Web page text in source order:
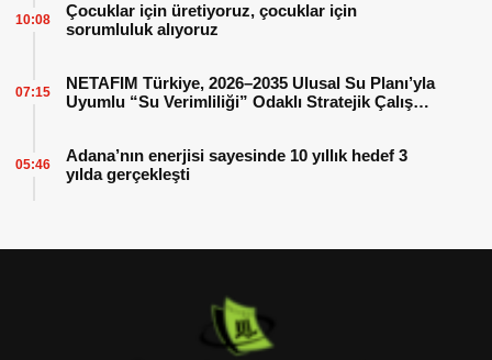
Çocuklar için üretiyoruz, çocuklar için
sorumluluk alıyoruz
10:08
NETAFIM Türkiye, 2026–2035 Ulusal Su Planı’yla
Uyumlu “Su Verimliliği” Odaklı Stratejik Çalışma
07:15
Adana’nın enerjisi sayesinde 10 yıllık hedef 3
yılda gerçekleşti
05:46